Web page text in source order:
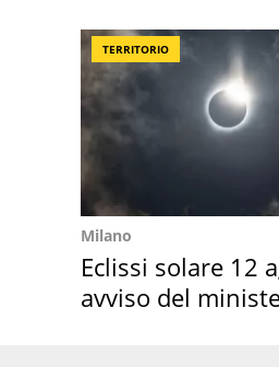
TERRITORIO
Milano
Eclissi solare 12
avviso del